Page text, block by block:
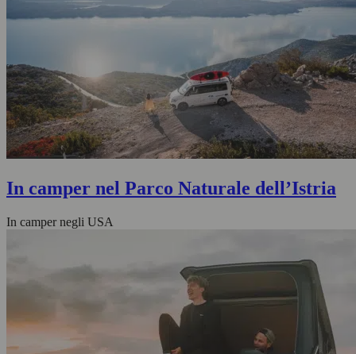
In camper nel Parco Naturale dell’Istria
In camper negli USA